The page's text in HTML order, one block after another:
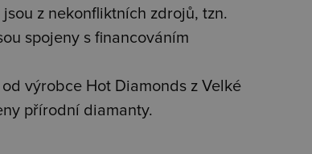
z nekonfliktních zdrojů, tzn.
spojeny s financováním
výrobce Hot Diamonds z Velké
přírodní diamanty.